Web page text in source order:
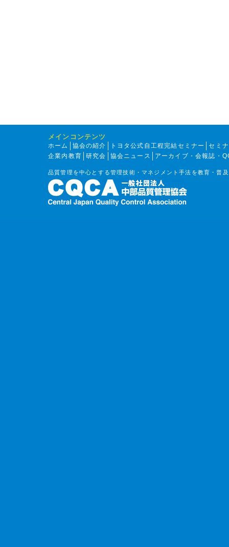
メインコンテンツ
ホーム 協会の紹介 トヨタ公式自工程完結セミナー
セミ
企業内教育
研究会 協会ニュース アーカイブ・会報誌・
品質管理を中心とする管理技術・マネジメント手法を教育・普